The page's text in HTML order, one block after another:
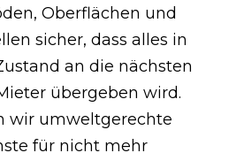
Oberflächen und
sicher, dass alles in
an die nächsten
übergeben wird.
wir umweltgerechte
für nicht mehr